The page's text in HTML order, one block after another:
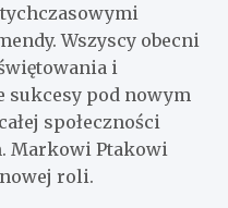
Wszyscy obecni
i
sukcesy pod nowym
społeczności
Markowi Ptakowi
roli.